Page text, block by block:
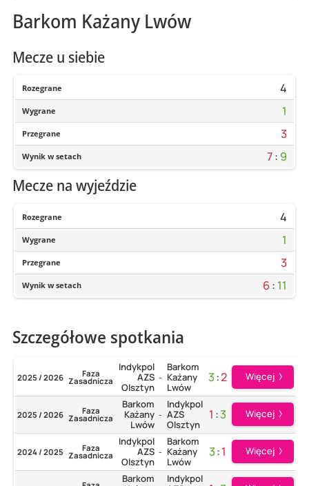
Barkom Każany Lwów
Mecze u siebie
Rozegrane 4
Wygrane 1
Przegrane 3
Wynik w setach 7: 9
Mecze na wyjeździe
Rozegrane 4
Wygrane 1
Przegrane 3
Wynik w setach 6: 11
Szczegółowe spotkania
2025 / 2026 Faza
Zasadnicza
Indykpol
AZS
Olsztyn
-
Barkom
Każany
Lwów
3:2 Więcej
2025 / 2026 Faza
Zasadnicza
Barkom
Każany
Lwów
-
Indykpol
AZS
Olsztyn
1 :3 Więcej
2024 / 2025 Faza
Zasadnicza
Indykpol
AZS
Olsztyn
-
Barkom
Każany
Lwów
3:1 Więcej
Barkom
Indykpol